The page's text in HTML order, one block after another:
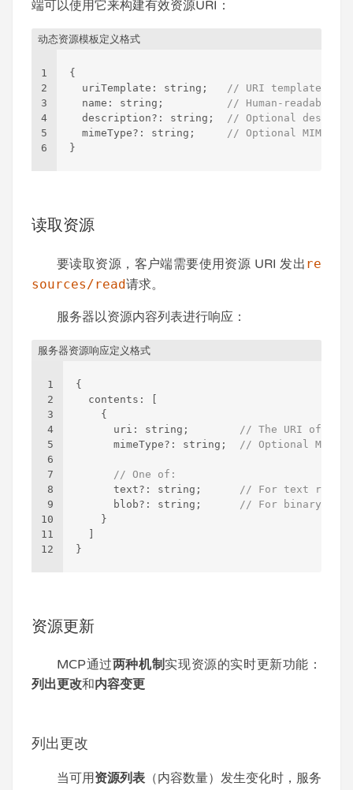
端可以使用它来构建有效资源URI：
动态资源模板定义格式
1
2
3
4
5
6
{
  uriTemplate
: string; // URI template
  name
: string; // Human-readable
  description?
: string; // Optional
  mimeType?
: string; // Optional MIME
}
读取资源
要读取资源，客户端需要使用资源 URI 发出 re
sources/read请求。
服务器以资源内容列表进行响应：
服务器资源响应定义格式
1
2
3
4
5
6
7
8
9
10
11
12
{
  contents
:
{
      uri
: string; // The URI of the
      mimeType?
: string; // Optional MIME
// One of:
      text?
: string; // For text
      blob?
: string; // For binary
}
}
资源更新
MCP通过两种机制实现资源的实时更新功能：
列出更改和内容变更
列出更改
当可用资源列表 （内容数量）发生变化时，服务